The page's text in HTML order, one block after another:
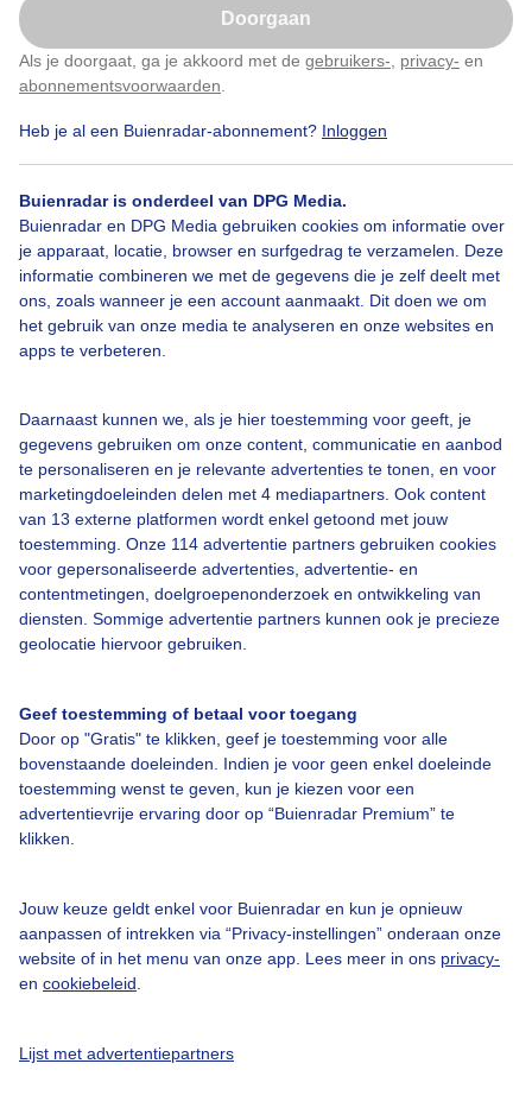
Doorgaan
Als je doorgaat, ga je akkoord met de gebruikers- privacy- en
abonnementsvoorwaarden
Heb je al een Buienradar-abonnement? Inloggen
Buienradar is onderdeel van DPG Media.
Buienradar en DPG Media gebruiken cookies om informatie over
je apparaat, locatie, browser en surfgedrag te verzamelen. Deze
informatie combineren we met de gegevens die je zelf deelt met
ons, zoals wanneer je een account aanmaakt. Dit doen we om
het gebruik van onze media te analyseren en onze websites en
apps te verbeteren.
Daarnaast kunnen we, als je hier toestemming voor geeft, je
gegevens gebruiken om onze content, communicatie en aanbod
te personaliseren en je relevante advertenties te tonen, en voor
marketingdoeleinden delen met 4 mediapartners. Ook content
van 13 externe platformen wordt enkel getoond met jouw
toestemming. Onze 114 advertentie partners gebruiken cookies
voor gepersonaliseerde advertenties, advertentie- en
contentmetingen, doelgroepenonderzoek en ontwikkeling van
diensten. Sommige advertentie partners kunnen ook je precieze
geolocatie hiervoor gebruiken.
Geef toestemming of betaal voor toegang
Door op "Gratis" te klikken, geef je toestemming voor alle
bovenstaande doeleinden. Indien je voor geen enkel doeleinde
toestemming wenst te geven, kun je kiezen voor een
advertentievrije ervaring door op “Buienradar Premium” te
klikken.
Jouw keuze geldt enkel voor Buienradar en kun je opnieuw
aanpassen of intrekken via “Privacy-instellingen” onderaan onze
website of in het menu van onze app. Lees meer in ons privacy-
en cookiebeleid
Lijst met advertentiepartners
Met het prachtige zonovergoten nazomerweer zijn de
stranden gezellig druk bezet "Playa Almadrava".
Door: ria brasser Gemaakt: 29-08-2021, 200x bekeken
Zonovergotenstrandweer Stranden Verkoeling_strand
Bekijk slideshow
Een moment geduld aub...
Bedrijfsgegevens
Veelgestelde vragen
Contact
Gebruikersvoorwaarden
Adverteren
Klik hierom dit aan te passen